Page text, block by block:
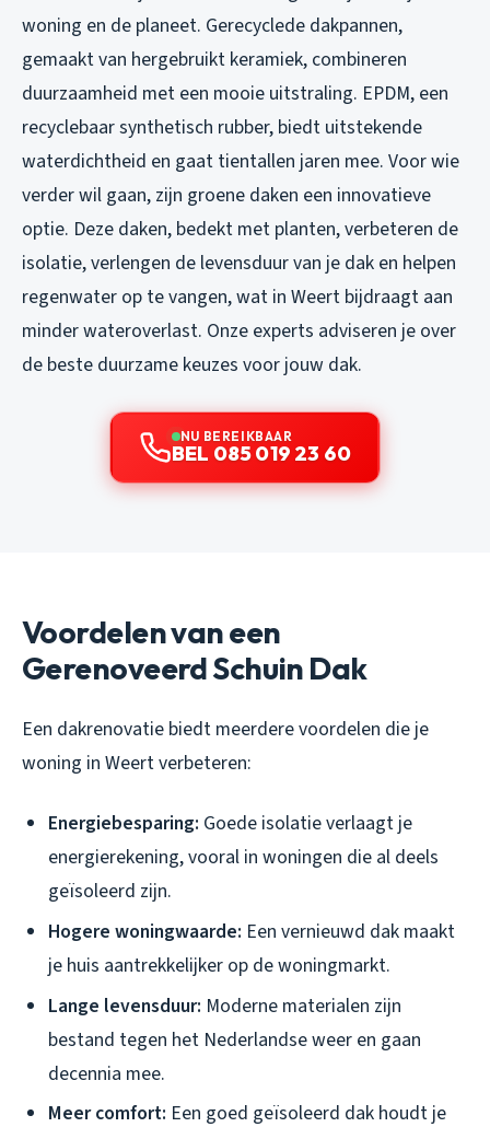
woning en de planeet. Gerecyclede dakpannen,
gemaakt van hergebruikt keramiek, combineren
duurzaamheid met een mooie uitstraling. EPDM, een
recyclebaar synthetisch rubber, biedt uitstekende
waterdichtheid en gaat tientallen jaren mee. Voor wie
verder wil gaan, zijn groene daken een innovatieve
optie. Deze daken, bedekt met planten, verbeteren de
isolatie, verlengen de levensduur van je dak en helpen
regenwater op te vangen, wat in Weert bijdraagt aan
minder wateroverlast. Onze experts adviseren je over
de beste duurzame keuzes voor jouw dak.
NU BEREIKBAAR
BEL 085 019 23 60
Voordelen van een
Gerenoveerd Schuin Dak
Een dakrenovatie biedt meerdere voordelen die je
woning in Weert verbeteren:
Energiebesparing: Goede isolatie verlaagt je
energierekening, vooral in woningen die al deels
geïsoleerd zijn.
Hogere woningwaarde: Een vernieuwd dak maakt
je huis aantrekkelijker op de woningmarkt.
Lange levensduur: Moderne materialen zijn
bestand tegen het Nederlandse weer en gaan
decennia mee.
Meer comfort: Een goed geïsoleerd dak houdt je